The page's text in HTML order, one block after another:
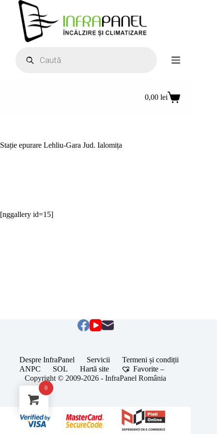
conținut
search
Coș
0,00 lei
Stație epurare Lehliu-Gara Jud. Ialomița
[nggallery id=15]
Despre InfraPanel Servicii
Termeni și condiții
ANPC
SOL Hartă site
Favorite –
Copyright © 2009-2026 - InfraPanel România
0